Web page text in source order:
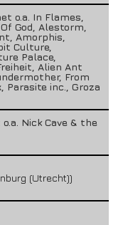
o.a. In Flames,
God, Alestorm,
Amorphis,
Culture,
Palace,
Alien Ant
From
Parasite inc., Groza
Nick Cave & the
(Utrecht))